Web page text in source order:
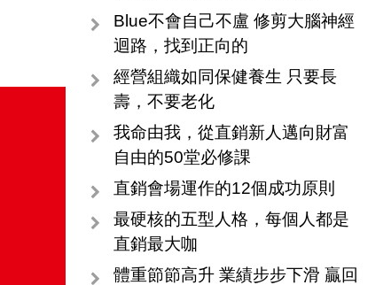
Blue不會自己不盧 修剪大腦神經
迴路，找到正向的
經營組織如同保健養生 只要長
壽，不要老化
我命由我，從直銷新人邁向財富
自由的50堂必修課
直銷會場運作的12個成功原則
最硬核的五型人格，每個人都是
直銷最大咖
體重節節高升 業績步步下滑 贏回